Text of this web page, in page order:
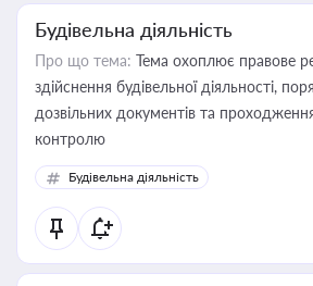
Будівельна діяльність
Про що тема: Тема охоплює правове
здійснення будівельної діяльності,
дозвільних документів та
контролю
Будівельна діяльність